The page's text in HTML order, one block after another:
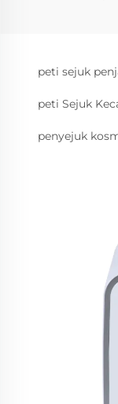
peti sejuk
peti Sejuk
penyejuk